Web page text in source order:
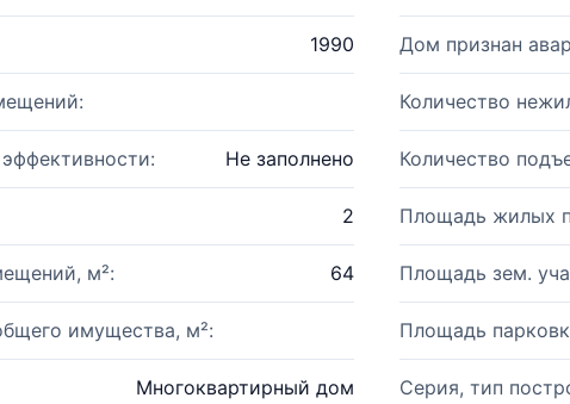
1990 Дом признан
Количество
Не заполнено Количество
2 Площадь жилых
м²: 64 Площадь зем.
имущества, м²: Площадь
Многоквартирный дом Серия, тип